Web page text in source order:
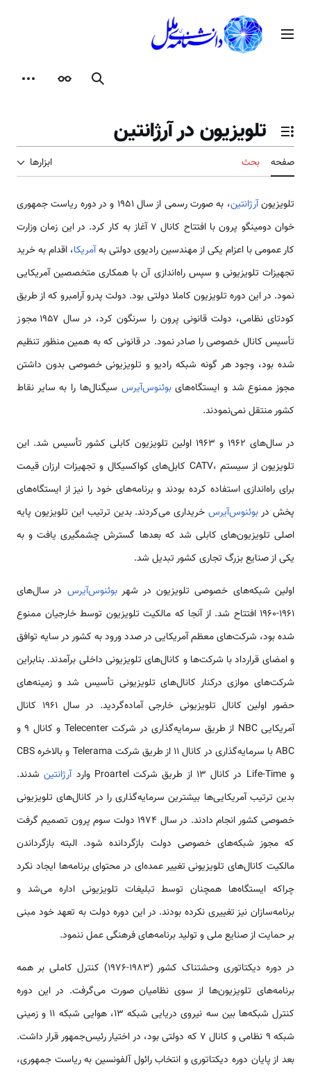
محتوامنوی اصلی
جستجوظاهر
تغییر وضعیت فهرست محتویات
تلویزیون در آرژانتین
صفحه بحث ابزارها
تلویزیونآرژانتین
، به صورت رسمی از سال ۱۹۵۱ و در دوره ریاست جمهوری
خوان دومینگو پرون با افتتاح کانال ۷ آغاز به کار کرد. در این زمان وزارت
کار عمومی با اعزام یکی از مهندسین رادیوی دولتی بهآمریکا، اقدام به خرید
تجهیزات تلویزیونی و سپس راه‌اندازی آن با همکاری متخصصین آمریکایی
نمود. در این دوره تلویزیون کاملا دولتی بود. دولت پدرو آرامبرو که از طریق
کودتای نظامی، دولت قانونی پرون را سرنگون کرد، در سال ۱۹۵۷ مجوز
تأسیس کانال خصوصی را صادر نمود. در قانونی که به همین منظور تنظیم
شده بود، وجود هر گونه شبکه رادیو و تلویزیونی خصوصی بدون داشتن
مجوز ممنوع شد و ایستگاه‌هایبوئنوس‌آیرس سیگنال‌ها را به سایر نقاط
کشور منتقل نمی‌نمودند.
در سال‌های ۱۹۶۲ و ۱۹۶۳ اولین تلویزیون کابلی کشور تأسیس شد. این
تلویزیون از سیستم ،CATV کابل‌های کواکسیکال و تجهیزات ارزان قیمت
برای راه‌اندازی استفاده کرده بودند و برنامه‌های خود را نیز از ایستگاه‌های
پخش دربوئنوس‌آیرسخریداری می‌کردند. بدین ترتیب این تلویزیون پایه
اصلی تلویزیون‌های کابلی شد که بعدها گسترش چشمگیری یافت و به
یکی از صنایع بزرگ تجاری کشور تبدیل شد.
اولین شبکه‌های خصوصی تلویزیون در شهربوئنوس‌آیرس در سال‌های
۱۹۶۱-۱۹۶۰ افتتاح شد. از آنجا که مالکیت تلویزیون توسط خارجیان ممنوع
شده بود، شرکت‌های معظم آمریکایی در صدد ورود به کشور در سایه توافق
و امضای قرارداد با شرکت‌ها و کانال‌های تلویزیونی داخلی برآمدند. بنابراین
شرکت‌های موازی درکنار کانال‌های تلویزیونی تأسیس شد و زمینه‌های
حضور اولین کانال تلویزیونی خارجی آماده‌گردید. در سال ۱۹۶۱ کانال
آمریکایی NBC از طریق سرمایه‌گذاری در شرکت Telecenter و کانال ۹ و
ABC با سرمایه‌گذاری در کانال ۱۱ از طریق شرکت Telerama و بالاخره CBS
و Life-Time در کانال ۱۳ از طریق شرکت Proartel وارد
آرژانتینشدند.
بدین ترتیب آمریکایی‌ها بیشترین سرمایه‌گذاری را در کانال‌های تلویزیونی
خصوصی کشور انجام دادند. در سال ۱۹۷۴ دولت سوم پرون تصمیم گرفت‌
که مجوز شبکه‌های خصوصی دولت بازگردانده شود. البته بازگرداندن
مالکیت کانال‌های تلویزیونی تغییر عمده‌ای در محتوای برنامه‌ها ایجاد نکرد
چراکه ایستگاه‌ها همچنان توسط تبلیغات تلویزیونی اداره می‌شد و
برنامه‌سازان نیز تغییری نکرده بودند. در این دوره دولت به تعهد خود مبنی
بر حمایت از صنایع ملی و تولید برنامه‌های فرهنگی عمل ننمود.
در دوره دیکتاتوری وحشتناک کشور (۱۹۸۳-۱۹۷۶) کنترل کاملی بر همه
برنامه‌های تلویزیون‌ها از سوی نظامیان صورت می‌گرفت. در این دوره
کنترل شبکه‌ها بین سه نیروی دریایی شبکه ۱۳، هوایی شبکه ۱۱ و زمینی
شبکه ۹ نظامی و کانال ۷ که دولتی بود، در اختیار رئیس‌جمهور قرار داشت.
بعد از پایان دوره دیکتاتوری و انتخاب رائول آلفونسین به ریاست جمهوری،